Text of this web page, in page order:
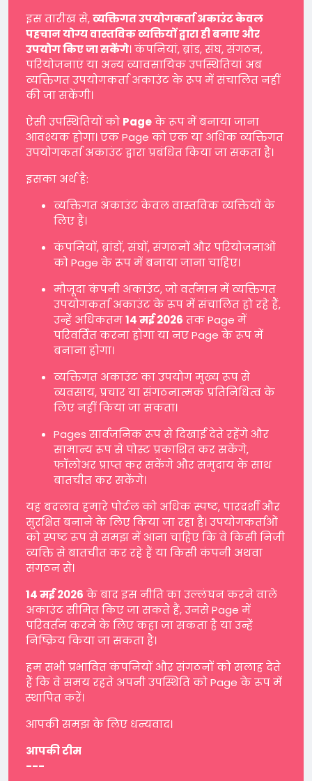
इस तारीख से,व्यक्तिगत उपयोगकर्ता अकाउंट केवल
पहचान योग्य वास्तविक व्यक्तियों द्वारा ही बनाए और
उपयोग किए जा सकेंगे। कंपनियां, ब्रांड, संघ, संगठन,
परियोजनाएं या अन्य व्यावसायिक उपस्थितियां अब
व्यक्तिगत उपयोगकर्ता अकाउंट के रूप में संचालित नहीं
की जा सकेंगी।
ऐसी उपस्थितियों को Pageके रूप में बनाया जाना
आवश्यक होगा। एक Page को एक या अधिक व्यक्तिगत
उपयोगकर्ता अकाउंट द्वारा प्रबंधित किया जा सकता है।
इसका अर्थ है:
व्यक्तिगत अकाउंट केवल वास्तविक व्यक्तियों के
लिए हैं।
कंपनियों, ब्रांडों, संघों, संगठनों और परियोजनाओं
को Page के रूप में बनाया जाना चाहिए।
मौजूदा कंपनी अकाउंट, जो वर्तमान में व्यक्तिगत
उपयोगकर्ता अकाउंट के रूप में संचालित हो रहे हैं,
उन्हें अधिकतम14 मई 2026 तक Page में
परिवर्तित करना होगा या नए Page के रूप में
बनाना होगा।
व्यक्तिगत अकाउंट का उपयोग मुख्य रूप से
व्यवसाय, प्रचार या संगठनात्मक प्रतिनिधित्व के
लिए नहीं किया जा सकता।
Pages सार्वजनिक रूप से दिखाई देते रहेंगे और
सामान्य रूप से पोस्ट प्रकाशित कर सकेंगे,
फॉलोअर प्राप्त कर सकेंगे और समुदाय के साथ
बातचीत कर सकेंगे।
यह बदलाव हमारे पोर्टल को अधिक स्पष्ट, पारदर्शी और
सुरक्षित बनाने के लिए किया जा रहा है। उपयोगकर्ताओं
को स्पष्ट रूप से समझ में आना चाहिए कि वे किसी निजी
व्यक्ति से बातचीत कर रहे हैं या किसी कंपनी अथवा
संगठन से।
14 मई 2026 के बाद इस नीति का उल्लंघन करने वाले
अकाउंट सीमित किए जा सकते हैं, उनसे Page में
परिवर्तन करने के लिए कहा जा सकता है या उन्हें
निष्क्रिय किया जा सकता है।
हम सभी प्रभावित कंपनियों और संगठनों को सलाह देते
हैं कि वे समय रहते अपनी उपस्थिति को Page के रूप में
स्थापित करें।
आपकी समझ के लिए धन्यवाद।
आपकी टीम
---